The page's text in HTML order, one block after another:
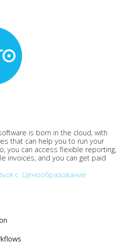
is born in the cloud, with
that can help you to run your
you can access flexible reporting,
invoices, and you can get paid
с Ценообразование